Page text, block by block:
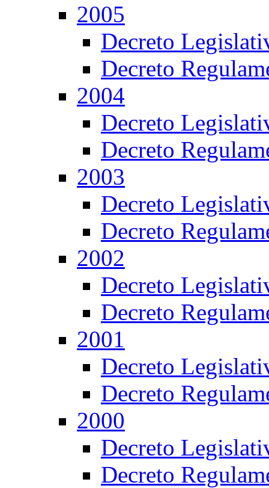
2005
Decreto
Decreto
2004
Decreto
Decreto
2003
Decreto
Decreto
2002
Decreto
Decreto
2001
Decreto
Decreto
2000
Decreto
Decreto